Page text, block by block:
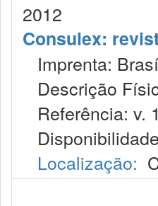
2012
Consulex:
Imprenta:
Descrição
Referência: v.
Localização: